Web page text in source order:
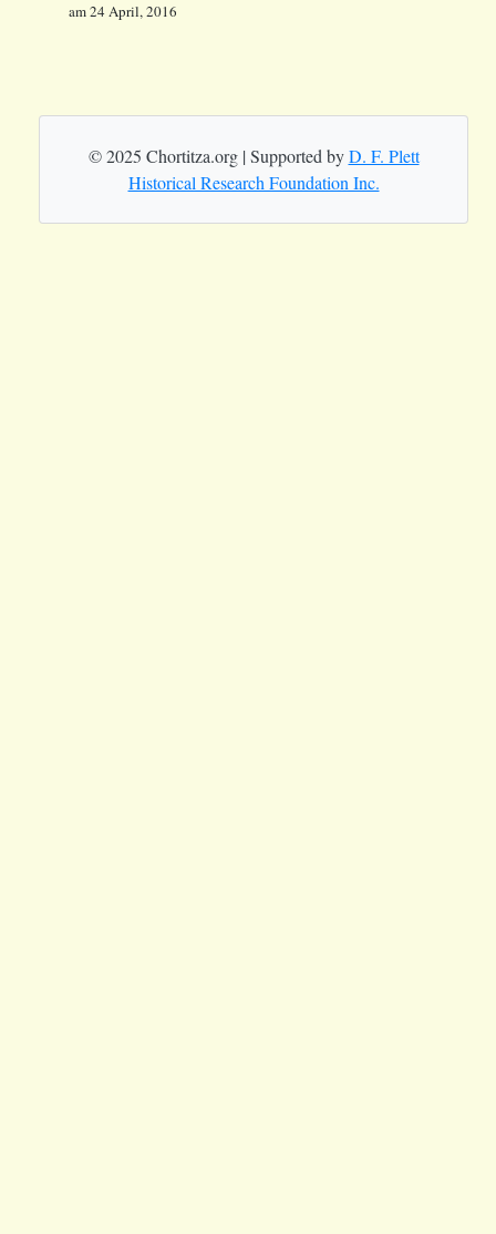
am24 April, 2016
© 2025 Chortitza.org | Supported byD. F. Plett
Historical Research Foundation Inc.